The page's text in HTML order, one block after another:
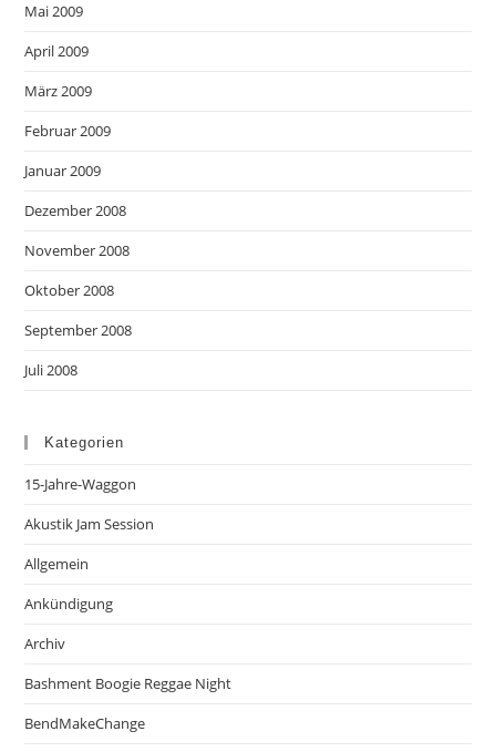
Mai 2009
April 2009
März 2009
Februar 2009
Januar 2009
Dezember 2008
November 2008
Oktober 2008
September 2008
Juli 2008
Kategorien
15-Jahre-Waggon
Akustik Jam Session
Allgemein
Ankündigung
Archiv
Bashment Boogie Reggae Night
BendMakeChange